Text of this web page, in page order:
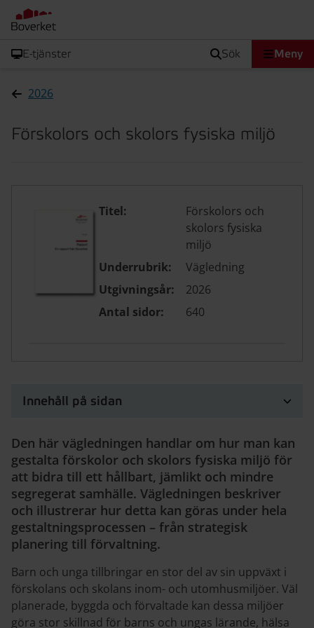
E-tjänster sök Meny
2026
Förskolors och skolors fysiska miljö
Titel:
Förskolors och
skolors fysiska
miljö
Underrubrik:
Vägledning
Utgivningsår:
2026
Antal sidor:
640
Innehåll på sidan
Den här vägledningen handlar om hur man kan
gestalta förskolor och skolors fysiska miljö för
att bidra till ett hållbart, jämlikt och mindre
segregerat samhälle. Vägledningen beskriver
och illustrerar hur detta kan göras under hela
gestaltningsprocessen – från strategisk
planering till förvaltning.
Barn och unga tillbringar en stor del av sin uppväxt i
förskolans och skolans inom- och utomhusmiljöer. Väl
planerade, byggda och förvaltade kan dessa miljöer
göra stor skillnad för barns och ungas lärande, hälsa